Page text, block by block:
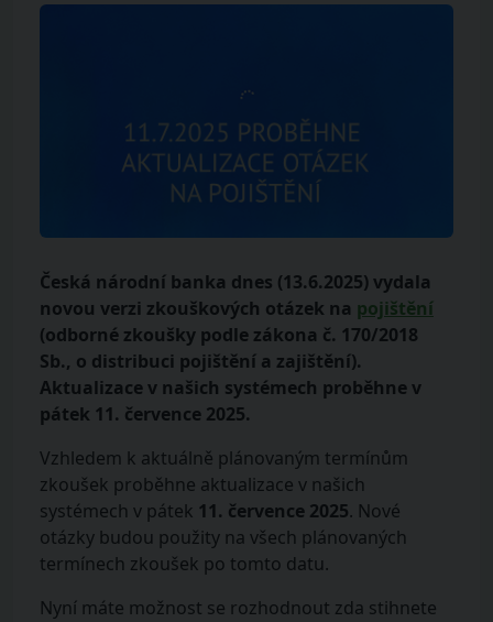
Česká národní banka dnes (13.6.2025) vydala
novou verzi zkouškových otázek na pojištění
(odborné zkoušky podle zákona č. 170/2018
Sb., o distribuci pojištění a zajištění).
Aktualizace v našich systémech proběhne v
pátek 11. července 2025.
Vzhledem k aktuálně plánovaným termínům
zkoušek proběhne aktualizace v našich
systémech v pátek 11. července 2025. Nové
otázky budou použity na všech plánovaných
termínech zkoušek po tomto datu.
Nyní máte možnost se rozhodnout zda stihnete